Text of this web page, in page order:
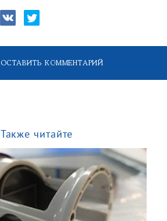
ОСТАВИТЬ КОММЕНТАРИЙ
Также читайте